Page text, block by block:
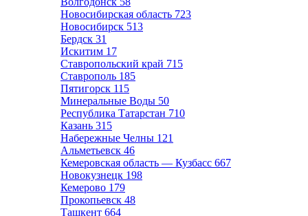
Новосибирская область 723
Новосибирск 513
Бердск 31
Искитим 17
Ставропольский край 715
Ставрополь 185
Пятигорск 115
Минеральные Воды 50
Республика Татарстан 710
Казань 315
Набережные Челны 121
Альметьевск 46
Кемеровская область — Кузбасс 667
Новокузнецк 198
Кемерово 179
Прокопьевск 48
Ташкент 664